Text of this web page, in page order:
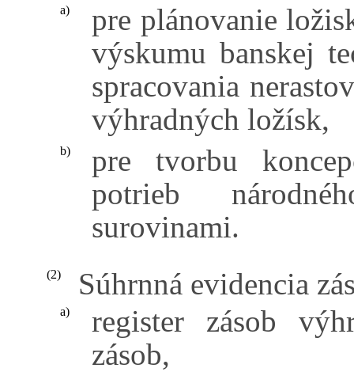
a)
pre plánovanie
výskumu banskej
spracovania
výhradných ložísk,
b)
pre tvorbu
potrieb
surovinami.
(2) Súhrnná evidencia
a)
register zásob
zásob,